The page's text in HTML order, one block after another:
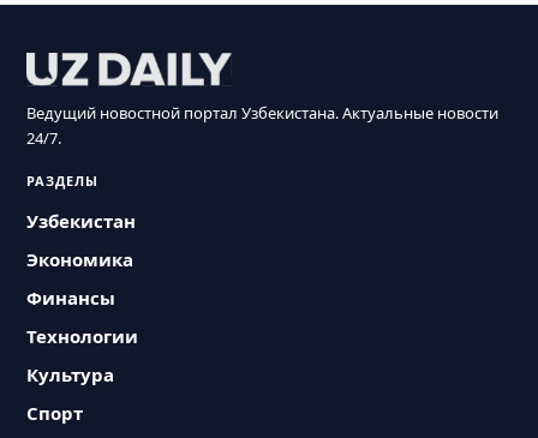
Ведущий новостной портал Узбекистана. Актуальные новости
24/7.
РАЗДЕЛЫ
Узбекистан
Экономика
Финансы
Технологии
Культура
Спорт